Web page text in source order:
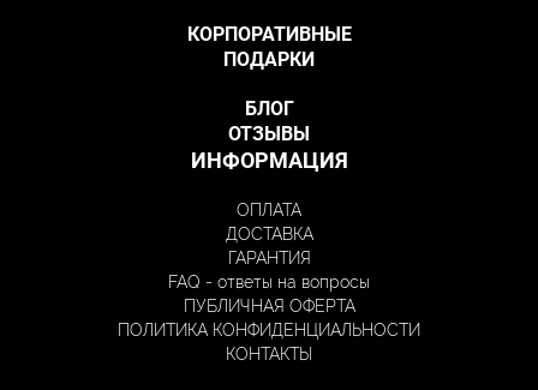
КОРПОРАТИВНЫЕ
ПОДАРКИ
БЛОГ
ОТЗЫВЫ
ИНФОРМАЦИЯ
ОПЛАТА
ДОСТАВКА
ГАРАНТИЯ
FAQ - ответы на вопросы
ПУБЛИЧНАЯ ОФЕРТА
ПОЛИТИКА КОНФИДЕНЦИАЛЬНОСТИ
КОНТАКТЫ